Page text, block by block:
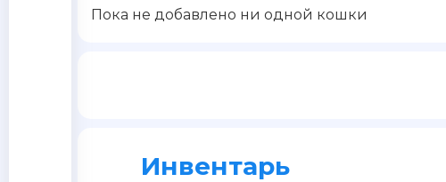
Пока не добавлено ни одной кошки
Инвентарь